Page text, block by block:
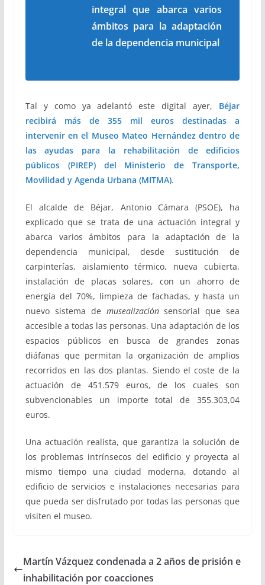
integral que abarca varios
ámbitos para la adaptación
de la dependencia municipal
Tal y como ya adelantó este digital ayer, Béjar
recibirá más de 355 mil euros destinadas a
intervenir en el Museo Mateo Hernández dentro de
las ayudas para la rehabilitación de edificios
públicos (PIREP) del Ministerio de Transporte,
Movilidad y Agenda Urbana (MITMA).
El alcalde de Béjar, Antonio Cámara (PSOE), ha
explicado que se trata de una actuación integral y
abarca varios ámbitos para la adaptación de la
dependencia municipal, desde sustitución de
carpinterías, aislamiento térmico, nueva cubierta,
instalación de placas solares, con un ahorro de
energía del 70%, limpieza de fachadas, y hasta un
nuevo sistema de musealizaciónsensorial que sea
accesible a todas las personas. Una adaptación de los
espacios públicos en busca de grandes zonas
diáfanas que permitan la organización de amplios
recorridos en las dos plantas. Siendo el coste de la
actuación de 451.579 euros, de los cuales son
subvencionables un importe total de 355.303,04
euros.
Una actuación realista, que garantiza la solución de
los problemas intrínsecos del edificio y proyecta al
mismo tiempo una ciudad moderna, dotando al
edificio de servicios e instalaciones necesarias para
que pueda ser disfrutado por todas las personas que
visiten el museo.
Martín Vázquez condenada a 2 años de prisión e
inhabilitación por coacciones